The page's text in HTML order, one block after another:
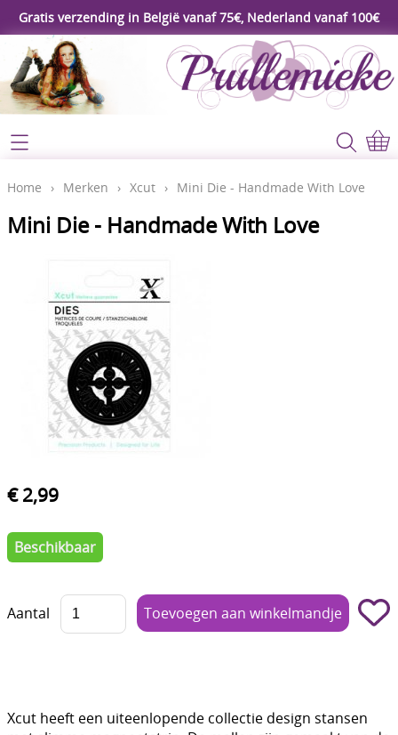
Gratis verzending in België vanaf 75€, Nederland vanaf 100€
Webshop
Koopjeshoek
****Nieuw****
Gereedschap
Lijm - Tape - Magneten
Papier - karton - enveloppen
Kaarten maken - Scrapbook
Boetseren - Modelleren
Bullet Journalling
Tekenen - Schrijven - kleuren
Basis
Kleurboeken en Handboeken
Home
Contact
Video's
Home › Merken › Xcut › Mini Die - Handmade With Love
Mini Die - Handmade With Love
€ 2,99
Beschikbaar
Aantal
Xcut heeft een uiteenlopende collectie design stansen